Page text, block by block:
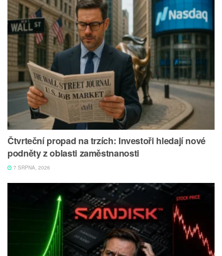
Čtvrteční propad na trzích: Investoři hledají nové
podněty z oblasti zaměstnanosti
7 SRPNA, 2026